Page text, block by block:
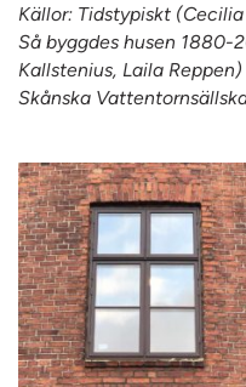
Källor: Tidstypiskt
Så byggdes husen 1880-
Kallstenius, Laila Reppen)
Skånska